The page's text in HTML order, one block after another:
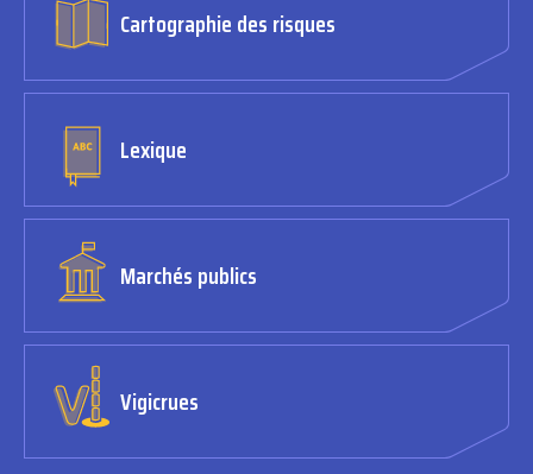
Cartographie des risques
Lexique
Marchés publics
Vigicrues